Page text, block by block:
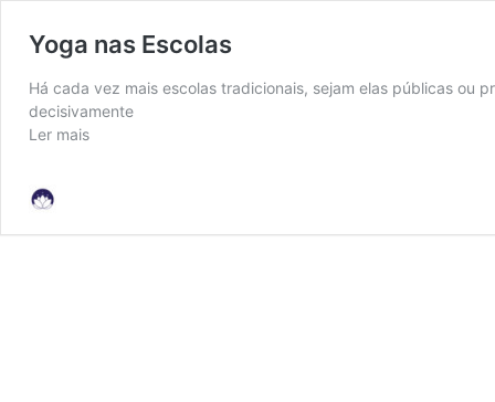
Yoga nas Escolas
Há cada vez mais escolas tradicionais, sejam elas públicas ou
decisivamente
Ler mais